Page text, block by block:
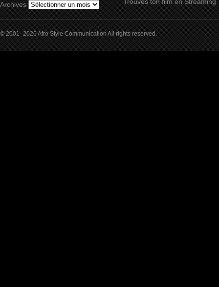
Archives
© 2001- 2026 Afro Style Communication All rights reserved.